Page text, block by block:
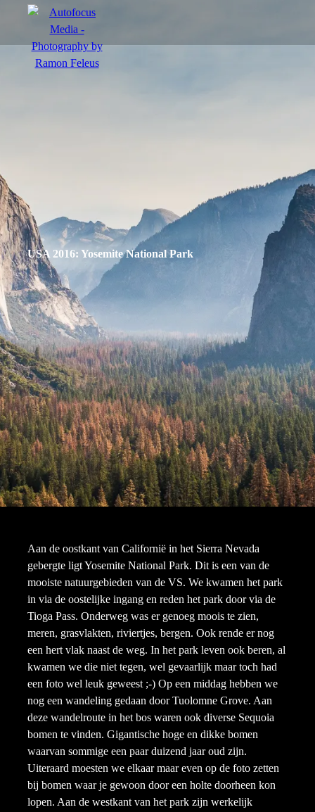
nl
USA 2016: Yosemite National Park
Aan de oostkant van Californië in het Sierra Nevada
gebergte ligt Yosemite National Park. Dit is een van de
mooiste natuurgebieden van de VS. We kwamen het park
in via de oostelijke ingang en reden het park door via de
Tioga Pass. Onderweg was er genoeg moois te zien,
meren, grasvlakten, riviertjes, bergen. Ook rende er nog
een hert vlak naast de weg. In het park leven ook beren, al
kwamen we die niet tegen, wel gevaarlijk maar toch had
een foto wel leuk geweest ;-) Op een middag hebben we
nog een wandeling gedaan door Tuolomne Grove. Aan
deze wandelroute in het bos waren ook diverse Sequoia
bomen te vinden. Gigantische hoge en dikke bomen
waarvan sommige een paar duizend jaar oud zijn.
Uiteraard moesten we elkaar maar even op de foto zetten
bij bomen waar je gewoon door een holte doorheen kon
lopen. Aan de westkant van het park zijn werkelijk